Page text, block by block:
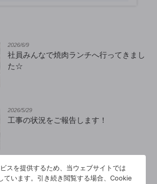
2026/6/9
社員みんなで焼肉ランチへ行ってきまし
た☆
2026/5/29
工事の状況をご報告します！
2026/5/14
スを提供するため、当ウェブサイトでは
ています。引き続き閲覧する場合、Cookie